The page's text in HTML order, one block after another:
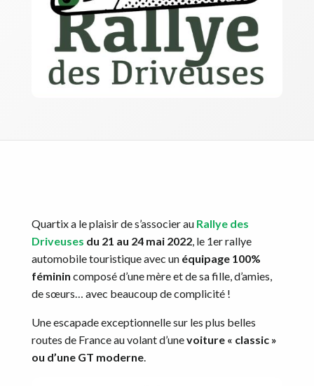
Quartix a le plaisir de s’associer au Rallye des
Driveuses du 21 au 24 mai 2022 , le 1er rallye
automobile touristique avec un équipage 100%
féminin composé d’une mère et de sa fille, d’amies,
de sœurs… avec beaucoup de complicité !
Une escapade exceptionnelle sur les plus belles
routes de France au volant d’unevoiture « classic »
ou d’une GT moderne